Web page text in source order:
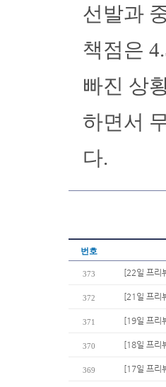
선발과
책점은
빠진 상
하면서
다.
번호
373 [22일 프리
372 [21일 프리
371 [19일 프리
370 [18일 프리
369 [17일 프리